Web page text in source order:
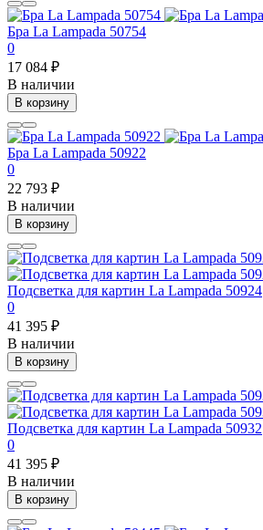
Бра La Lampada 50754
0
17 084 ₽
В наличии
В корзину
Бра La Lampada 50922
0
22 793 ₽
В наличии
В корзину
Подсветка для картин La Lampada 50924
0
41 395 ₽
В наличии
В корзину
Подсветка для картин La Lampada 50932
0
41 395 ₽
В наличии
В корзину